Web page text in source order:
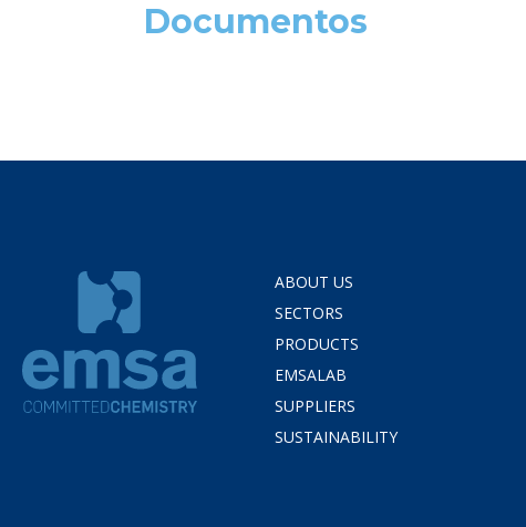
Documentos
ABOUT US
SECTORS
PRODUCTS
EMSALAB
SUPPLIERS
SUSTAINABILITY